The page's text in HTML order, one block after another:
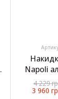
Napoli
4 229
3 960